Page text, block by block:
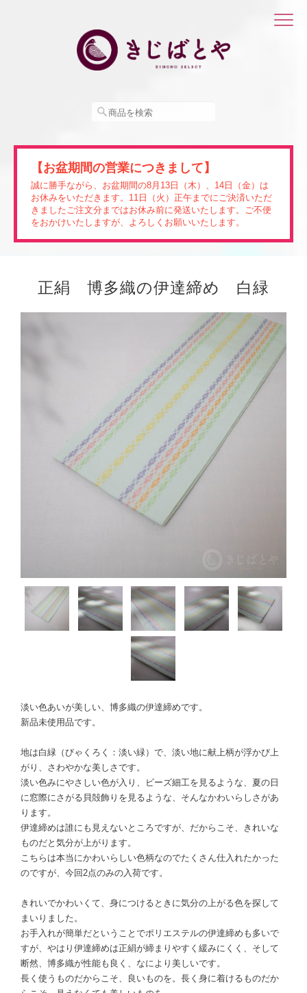
【お盆期間の営業につきまして】
誠に勝手ながら、お盆期間の8月13日（木）、14日（金）は
お休みをいただきます。11日（火）正午までにご決済いただ
きましたご注文分まではお休み前に発送いたします。ご不便
をおかけいたしますが、よろしくお願いいたします。
正絹 博多織の伊達締め 白緑
淡い色あいが美しい、博多織の伊達締めです。
新品未使用品です。
地は白緑（びゃくろく：淡い緑）で、淡い地に献上柄が浮かび上
がり、さわやかな美しさです。
淡い色みにやさしい色が入り、ビーズ細工を見るような、夏の日
に窓際にさがる貝殻飾りを見るような、そんなかわいらしさがあ
ります。
伊達締めは誰にも見えないところですが、だからこそ、きれいな
ものだと気分が上がります。
こちらは本当にかわいらしい色柄なのでたくさん仕入れたかった
のですが、今回2点のみの入荷です。
きれいでかわいくて、身につけるときに気分の上がる色を探して
まいりました。
お手入れが簡単だということでポリエステルの伊達締めも多いで
すが、やはり伊達締めは正絹が締まりやすく緩みにくく、そして
断然、博多織が性能も良く、なにより美しいです。
長く使うものだからこそ、良いものを。長く身に着けるものだか